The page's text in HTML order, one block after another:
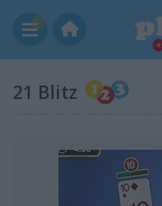
21 Blitz